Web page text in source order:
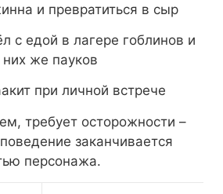
и превратиться в сыр
с едой в лагере гоблинов и
них же пауков
при личной встрече
требует осторожности –
заканчивается
персонажа.